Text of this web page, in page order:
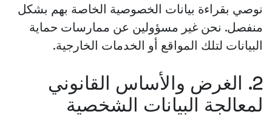
نوصي بقراءة بيانات الخصوصية الخاصة بهم بشكل
منفصل. نحن غير مسؤولين عن ممارسات حماية
البيانات لتلك المواقع أو الخدمات الخارجية.
2. الغرض والأساس القانوني
لمعالجة البيانات الشخصية